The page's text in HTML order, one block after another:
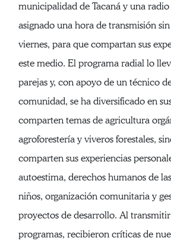
municipalidad de Tacaná y una
asignado una hora de transmisión
viernes, para que compartan sus
este medio. El programa radial lo
parejas y, con apoyo de un técnico
comunidad, se ha diversificado en
comparten temas de agricultura
agroforestería y viveros forestales,
comparten sus experiencias
autoestima, derechos humanos de
niños, organización comunitaria y
proyectos de desarrollo. Al
programas, recibieron críticas de